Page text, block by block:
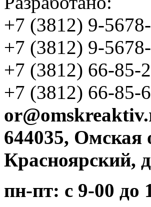
+7 (3812) 9-
+7 (3812) 9-
+7 (3812) 66-85-
+7 (3812) 66-85-
644035, Омская
Красноярский,
пн-пт: с 9-00 до